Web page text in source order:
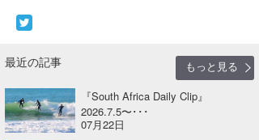
最近の記事
もっと見る
『South Africa Daily Clip』
2026.7.5〜･･･
07月22日
mitsuteru Kamio
Yasunari Inoue
Yoshiyuki Obata
SURFMEDIA
Colors MAGAZINE
WAVAL
波伝説アンバサダー/プロライダー
福島寿実子
中浦“JET”章
波伝説スタッフ
☆加藤
波伝説